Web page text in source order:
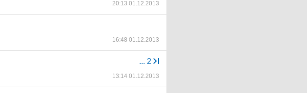
20:13 01.12.2013
16:48 01.12.2013
... 2
13:14 01.12.2013